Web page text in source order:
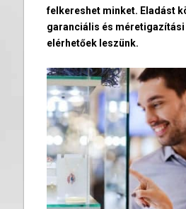
felkereshet minket. Eladást
garanciális és
elérhetőek leszünk.